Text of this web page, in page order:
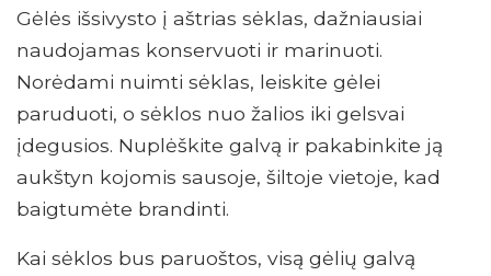
Gėlės išsivysto į aštrias sėklas, dažniausiai
naudojamas konservuoti ir marinuoti.
Norėdami nuimti sėklas, leiskite gėlei
paruduoti, o sėklos nuo žalios iki gelsvai
įdegusios. Nuplėškite galvą ir pakabinkite ją
aukštyn kojomis sausoje, šiltoje vietoje, kad
baigtumėte brandinti.
Kai sėklos bus paruoštos, visą gėlių galvą